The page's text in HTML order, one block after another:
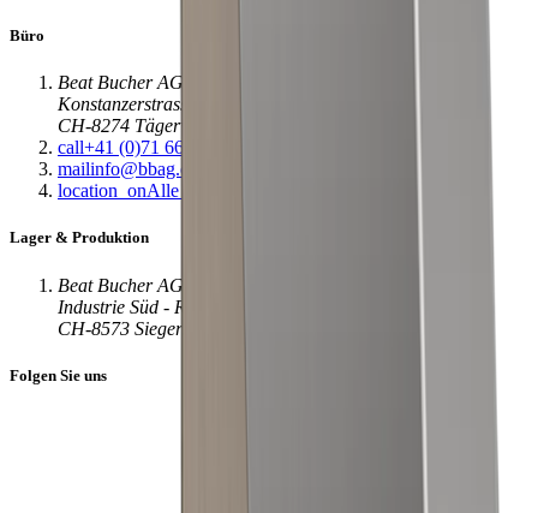
Büro
Beat Bucher AG
Konstanzerstrasse 58
CH-8274 Tägerwilen
call+41 (0)71 666 71 71
mailinfo@bbag.ch
location_onAlle Standorte
Lager & Produktion
Beat Bucher AG
Industrie Süd - Rampe 2
CH-8573 Siegershausen
Folgen Sie uns